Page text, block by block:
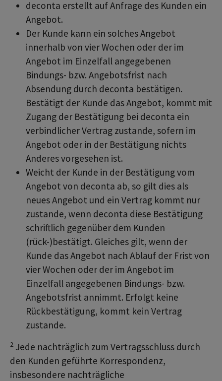
deconta erstellt auf Anfrage des Kunden ein
Angebot.
Der Kunde kann ein solches Angebot
innerhalb von vier Wochen oder der im
Angebot im Einzelfall angegebenen
Bindungs- bzw. Angebotsfrist nach
Absendung durch deconta bestätigen.
Bestätigt der Kunde das Angebot, kommt mit
Zugang der Bestätigung bei deconta ein
verbindlicher Vertrag zustande, sofern im
Angebot oder in der Bestätigung nichts
Anderes vorgesehen ist.
Weicht der Kunde in der Bestätigung vom
Angebot von deconta ab, so gilt dies als
neues Angebot und ein Vertrag kommt nur
zustande, wenn deconta diese Bestätigung
schriftlich gegenüber dem Kunden
(rück-)bestätigt. Gleiches gilt, wenn der
Kunde das Angebot nach Ablauf der Frist von
vier Wochen oder der im Angebot im
Einzelfall angegebenen Bindungs- bzw.
Angebotsfrist annimmt. Erfolgt keine
Rückbestätigung, kommt kein Vertrag
zustande.
2 Jede nachträglich zum Vertragsschluss durch
den Kunden geführte Korrespondenz,
insbesondere nachträgliche